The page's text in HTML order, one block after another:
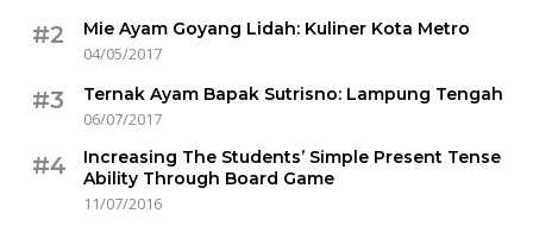
#2
Mie Ayam Goyang Lidah: Kuliner Kota Metro
04/05/2017
#3
Ternak Ayam Bapak Sutrisno: Lampung Tengah
06/07/2017
#4
Increasing The Students’ Simple Present Tense
Ability Through Board Game
11/07/2016